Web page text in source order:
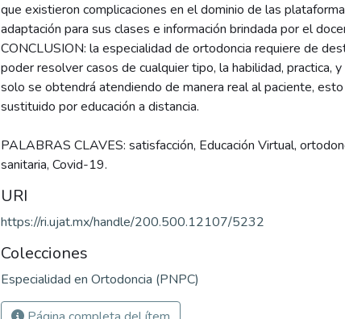
que existieron complicaciones en el dominio de las
adaptación para sus clases e información brindada por el
CONCLUSION: la especialidad de ortodoncia requiere de
poder resolver casos de cualquier tipo, la habilidad, practica,
solo se obtendrá atendiendo de manera real al paciente,
sustituido por educación a distancia.
PALABRAS CLAVES: satisfacción, Educación Virtual,
sanitaria, Covid-19.
URI
https://ri.ujat.mx/handle/200.500.12107/5232
Colecciones
Especialidad en Ortodoncia (PNPC)